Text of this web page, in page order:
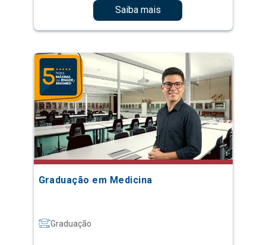
Saiba mais
Graduação em Medicina
Graduação